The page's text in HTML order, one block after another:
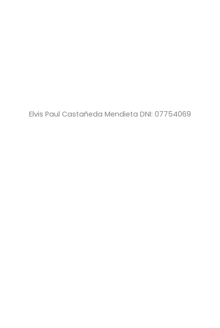
Elvis Paul Castañeda Mendieta DNI: 07754069